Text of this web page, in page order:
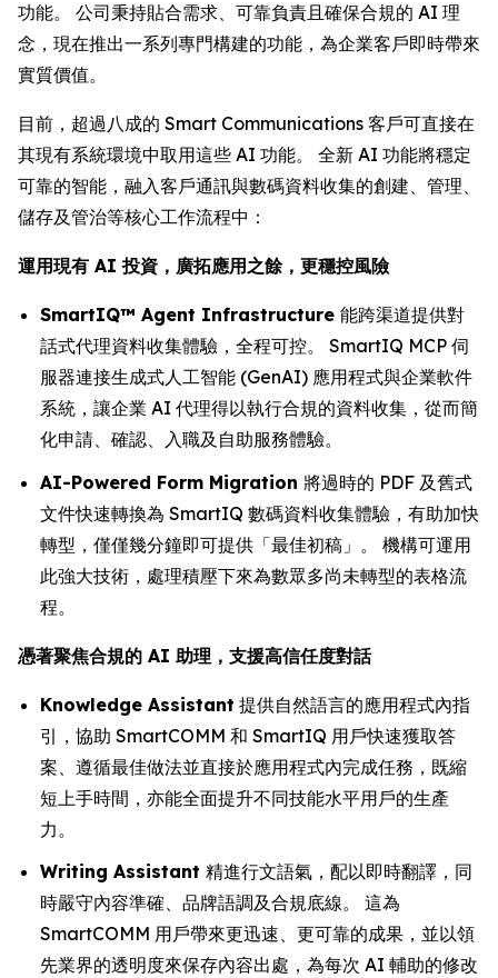
功能。 公司秉持貼合需求、可靠負責且確保合規的 AI 理
念，現在推出一系列專門構建的功能，為企業客戶即時帶來
實質價值。
目前，超過八成的 Smart Communications 客戶可直接在
其現有系統環境中取用這些 AI 功能。 全新 AI 功能將穩定
可靠的智能，融入客戶通訊與數碼資料收集的創建、管理、
儲存及管治等核心工作流程中：
運用現有 AI 投資，廣拓應用之餘，更穩控風險
SmartIQ™ Agent Infrastructure 能跨渠道提供對
話式代理資料收集體驗，全程可控。 SmartIQ MCP 伺
服器連接生成式人工智能 (GenAI) 應用程式與企業軟件
系統，讓企業 AI 代理得以執行合規的資料收集，從而簡
化申請、確認、入職及自助服務體驗。
AI-Powered Form Migration 將過時的 PDF 及舊式
文件快速轉換為 SmartIQ 數碼資料收集體驗，有助加快
轉型，僅僅幾分鐘即可提供「最佳初稿」。 機構可運用
此強大技術，處理積壓下來為數眾多尚未轉型的表格流
程。
憑著聚焦合規的 AI 助理，支援高信任度對話
Knowledge Assistant 提供自然語言的應用程式內指
引，協助 SmartCOMM 和 SmartIQ 用戶快速獲取答
案、遵循最佳做法並直接於應用程式內完成任務，既縮
短上手時間，亦能全面提升不同技能水平用戶的生產
力。
Writing Assistant 精進行文語氣，配以即時翻譯，同
時嚴守內容準確、品牌語調及合規底線。 這為
SmartCOMM 用戶帶來更迅速、更可靠的成果，並以領
先業界的透明度來保存內容出處，為每次 AI 輔助的修改